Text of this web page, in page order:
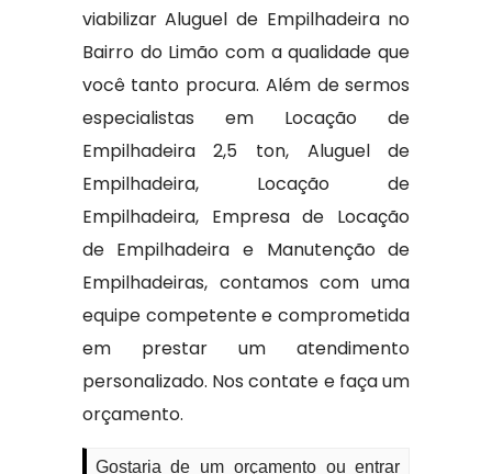
viabilizar Aluguel de Empilhadeira no
Bairro do Limão com a qualidade que
você tanto procura. Além de sermos
especialistas em Locação de
Empilhadeira 2,5 ton, Aluguel de
Empilhadeira, Locação de
Empilhadeira, Empresa de Locação
de Empilhadeira e Manutenção de
Empilhadeiras, contamos com uma
equipe competente e comprometida
em prestar um atendimento
personalizado. Nos contate e faça um
orçamento.
Gostaria de um orçamento ou entrar